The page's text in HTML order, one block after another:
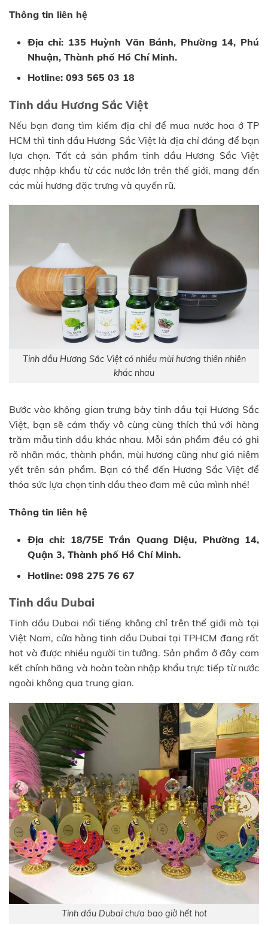
Thông tin liên hệ
Địa chỉ: 135 Huỳnh Văn Bánh, Phường 14, Phú
Nhuận, Thành phố Hồ Chí Minh.
Hotline: 093 565 03 18
Tinh dầu Hương Sắc Việt
Nếu bạn đang tìm kiếm địa chỉ để mua nước hoa ở TP
HCM thì tinh dầu Hương Sắc Việt là địa chỉ đáng để bạn
lựa chọn. Tất cả sản phẩm tinh dầu Hương Sắc Việt
được nhập khẩu từ các nước lớn trên thế giới, mang đến
các mùi hương đặc trưng và quyến rũ.
Tinh dầu Hương Sắc Việt có nhiều mùi hương thiên nhiên
khác nhau
Bước vào không gian trưng bày tinh dầu tại Hương Sắc
Việt, bạn sẽ cảm thấy vô cùng cùng thích thú với hàng
trăm mẫu tinh dầu khác nhau. Mỗi sản phẩm đều có ghi
rõ nhãn mác, thành phần, mùi hương cũng như giá niêm
yết trên sản phẩm. Bạn có thể đến Hương Sắc Việt để
thỏa sức lựa chọn tinh dầu theo đam mê của mình nhé!
Thông tin liên hệ
Địa chỉ: 18/75E Trần Quang Diệu, Phường 14,
Quận 3, Thành phố Hồ Chí Minh.
Hotline: 098 275 76 67
Tinh dầu Dubai
Tinh dầu Dubai nổi tiếng không chỉ trên thế giới mà tại
Việt Nam, cửa hàng tinh dầu Dubai tại TPHCM đang rất
hot và được nhiều người tin tưởng. Sản phẩm ở đây cam
kết chính hãng và hoàn toàn nhập khẩu trực tiếp từ nước
ngoài không qua trung gian.
Tinh dầu Dubai chưa bao giờ hết hot